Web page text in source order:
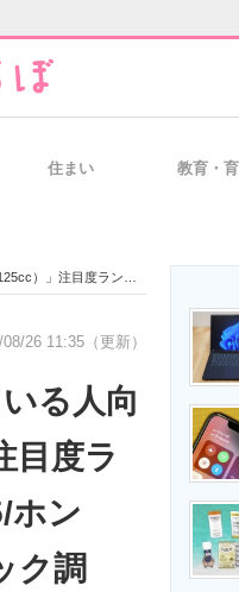
経営リーダーのコミュニ
製造業のIT導入・活用
エネルギーの専門メデ
住まい 教育・
年8月19日時点／ウェビック調べ】
26 11:35（更新）
る人向
目度ラ
ホン
ク調